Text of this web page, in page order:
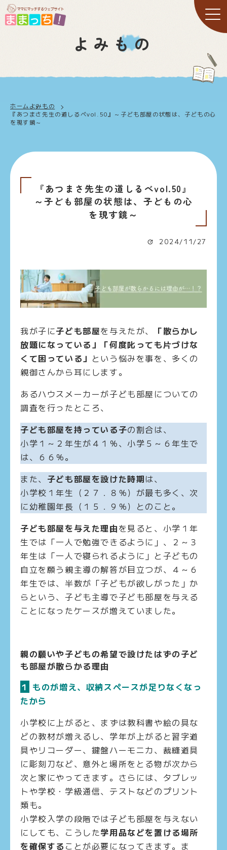
よみもの
ホーム よみもの
『あつまさ先生の道しるべvol.50』～子ども部屋の状態は、子どもの心
を現す鏡～
『あつまさ先生の道しるべvol.50』
～子ども部屋の状態は、子どもの心
を現す鏡～
2024/11/27
我が子に子ども部屋を与えたが、
「散らかし
放題になっている」「何度叱っても片づけな
くて困っている」 という悩みを事を、多くの
親御さんから耳にします。
あるハウスメーカーが子ども部屋についての
調査を行ったところ、
子ども部屋を持っている子の割合は、
小学１～２年生が４１％、小学５～６年生で
は、６６％。
また、 子ども部屋を設けた時期は、
小学校１年生（２７．８％）が最も多く、次
に幼稚園年長（１５．９％）とのこと。
子ども部屋を与えた理由を見ると、小学１年
生では「一人で勉強できるように」、２～３
年生は「一人で寝られるように」と子どもの
自立を願う親主導の解答が目立つが、４～６
年生では、半数が「子どもが欲しがった」か
らという、子ども主導で子ども部屋を与える
ことになったケースが増えていました。
親の願いや子どもの希望で設けたはずの子ど
も部屋が散らかる理由
１ ものが増え、収納スペースが足りなくなっ
たから
小学校に上がると、まずは教科書や絵の具な
どの教材が増えるし、学年が上がると習字道
具やリコーダー、鍵盤ハーモニカ、裁縫道具
に彫刻刀など、意外と場所をとる物が次から
次と家にやってきます。さらには、タブレッ
トや学校・学級通信、テストなどのプリント
類も。
小学校入学の段階では子ども部屋を与えない
にしても、こうした学用品などを置ける場所
を確保する ことが必要になってきます。ま